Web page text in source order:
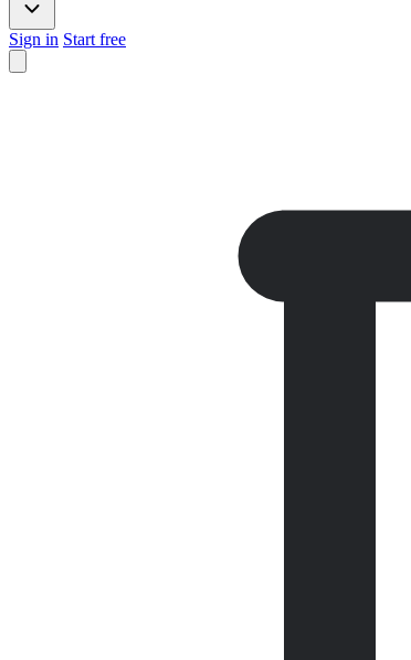
Sign in Start free